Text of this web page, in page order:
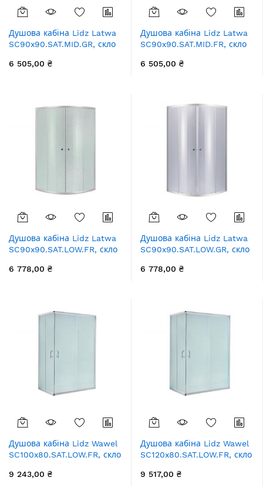
Душова кабіна Lidz Latwa
SC90x90.SAT.MID.GR, скло
6 505,00 ₴
Душова кабіна Lidz Latwa
SC90x90.SAT.MID.FR, скло
6 505,00 ₴
Душова кабіна Lidz Latwa
SC90x90.SAT.LOW.FR, скло
6 778,00 ₴
Душова кабіна Lidz Latwa
SC90x90.SAT.LOW.GR, скло
6 778,00 ₴
Душова кабіна Lidz Wawel
SC100x80.SAT.LOW.FR, скло
9 243,00 ₴
Душова кабіна Lidz Wawel
SC120x80.SAT.LOW.FR, скло
9 517,00 ₴